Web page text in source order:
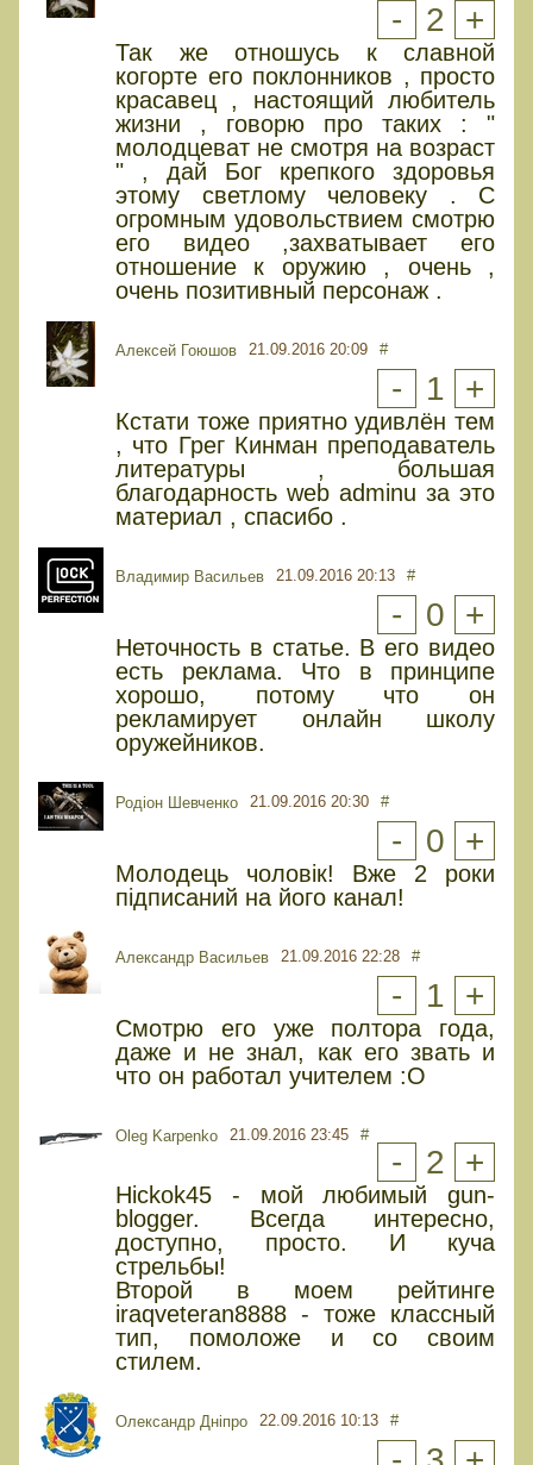
- 2 +
Так же отношусь к славной
когорте его поклонников , просто
красавец , настоящий любитель
жизни , говорю про таких : "
молодцеват не смотря на возраст
" , дай Бог крепкого здоровья
этому светлому человеку . С
огромным удовольствием смотрю
его видео ,захватывает его
отношение к оружию , очень ,
очень позитивный персонаж .
Алексей Гоюшов 21.09.2016 20:09 #
- 1 +
Кстати тоже приятно удивлён тем
, что Грег Кинман преподаватель
литературы , большая
благодарность web adminu за это
материал , спасибо .
Владимир Васильев 21.09.2016 20:13 #
- 0 +
Неточность в статье. В его видео
есть реклама. Что в принципе
хорошо, потому что он
рекламирует онлайн школу
оружейников.
Родіон Шевченко 21.09.2016 20:30 #
- 0 +
Молодець чоловік! Вже 2 роки
підписаний на його канал!
Александр Васильев 21.09.2016 22:28 #
- 1 +
Смотрю его уже полтора года,
даже и не знал, как его звать и
что он работал учителем :O
Oleg Karpenko 21.09.2016 23:45 #
- 2 +
Hickok45 - мой любимый gun-
blogger. Всегда интересно,
доступно, просто. И куча
стрельбы!
Второй в моем рейтинге
iraqveteran8888 - тоже классный
тип, помоложе и со своим
стилем.
Олександр Дніпро 22.09.2016 10:13 #